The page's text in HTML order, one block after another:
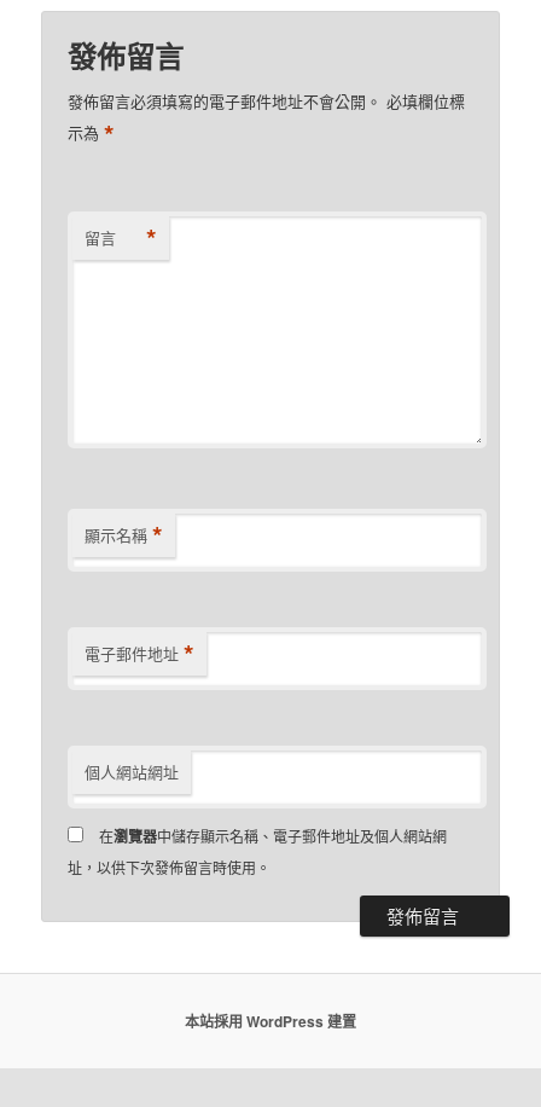
發佈留言
發佈留言必須填寫的電子郵件地址不會公開。 必填欄位標
示為*
留言 *
顯示名稱 *
電子郵件地址 *
個人網站網址
在瀏覽器中儲存顯示名稱、電子郵件地址及個人網站網
址，以供下次發佈留言時使用。
本站採用 WordPress 建置